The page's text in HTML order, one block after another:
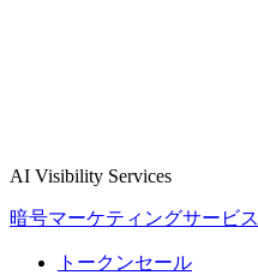
AI Visibility Services
暗号マーケティングサービス
トークンセール